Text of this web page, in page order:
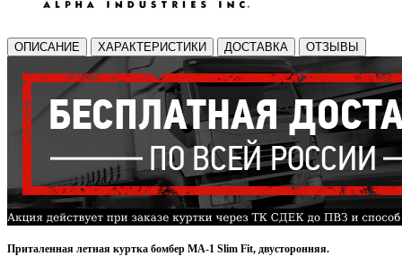
ОПИСАНИЕ ХАРАКТЕРИСТИКИ ДОСТАВКА ОТЗЫВЫ
Приталенная летная куртка бомбер МА-1 Slim Fit, двусторонняя.